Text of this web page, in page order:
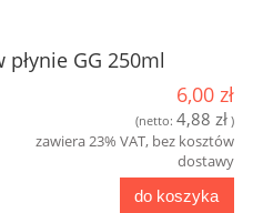
GG 250ml
6,00 zł
(netto: 4,88 zł )
zawiera 23% VAT, bez kosztów
dostawy
do koszyka